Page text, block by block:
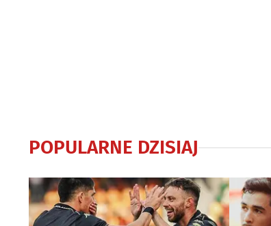
POPULARNE DZISIAJ